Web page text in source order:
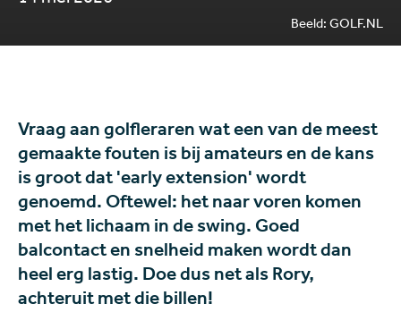
Beeld: GOLF.NL
Vraag aan golfleraren wat een van de meest
gemaakte fouten is bij amateurs en de kans
is groot dat 'early extension' wordt
genoemd. Oftewel: het naar voren komen
met het lichaam in de swing. Goed
balcontact en snelheid maken wordt dan
heel erg lastig. Doe dus net als Rory,
achteruit met die billen!